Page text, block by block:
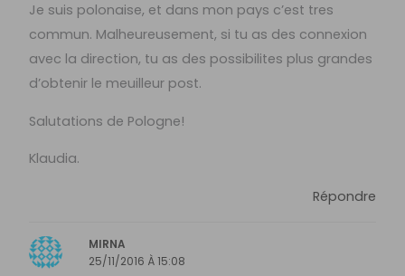
Je suis polonaise, et dans mon pays c’est tres
commun. Malheureusement, si tu as des connexion
avec la direction, tu as des possibilites plus grandes
d’obtenir le meuilleur post.
Salutations de Pologne!
Klaudia.
Répondre
MIRNA
25/11/2016 À 15:08